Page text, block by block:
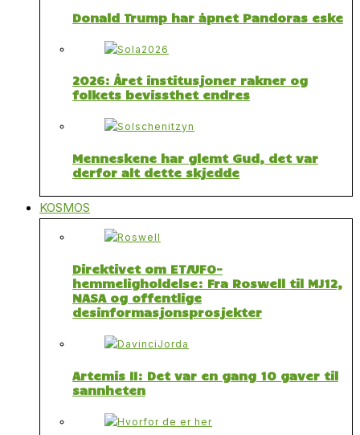
Donald Trump har åpnet Pandoras eske
2026: Året institusjoner rakner og
folkets bevissthet endres
Menneskene har glemt Gud, det var
derfor alt dette skjedde
KOSMOS
Direktivet om ET/UFO-
hemmeligholdelse: Fra Roswell til MJ12,
NASA og offentlige
desinformasjonsprosjekter
Artemis II: Det var en gang 10 gaver til
sannheten